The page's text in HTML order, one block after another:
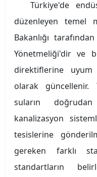
Türkiye'de
düzenleyen temel
Bakanlığı
Yönetmeliği'dir ve
direktiflerine uyum
olarak güncellenir.
suların
kanalizasyon
tesislerine
gereken farklı
standartların